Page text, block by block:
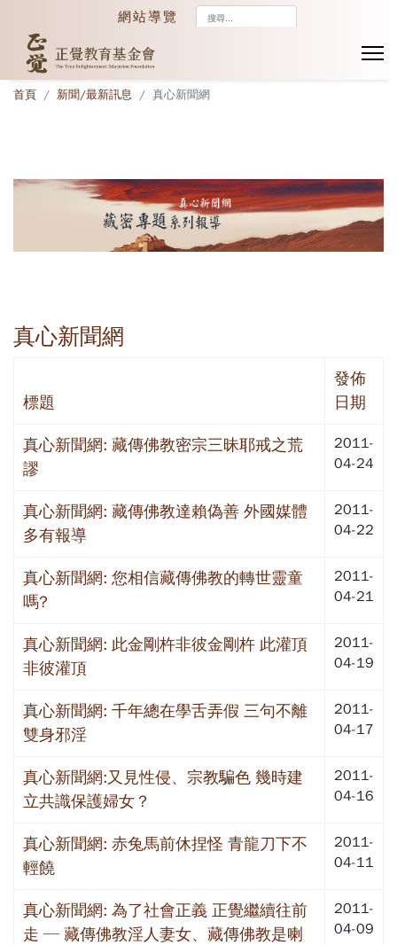
網站導覽
首頁 新聞/最新訊息 真心新聞網
真心新聞網
標題
發佈
日期
真心新聞網: 藏傳佛教密宗三昧耶戒之荒
謬
2011-
04-24
真心新聞網: 藏傳佛教達賴偽善 外國媒體
多有報導
2011-
04-22
真心新聞網: 您相信藏傳佛教的轉世靈童
嗎?
2011-
04-21
真心新聞網: 此金剛杵非彼金剛杵 此灌頂
非彼灌頂
2011-
04-19
真心新聞網: 千年總在學舌弄假 三句不離
雙身邪淫
2011-
04-17
真心新聞網:又見性侵、宗教騙色 幾時建
立共識保護婦女？
2011-
04-16
真心新聞網: 赤兔馬前休捏怪 青龍刀下不
輕饒
2011-
04-11
真心新聞網: 為了社會正義 正覺繼續往前
走 ─ 藏傳佛教淫人妻女、藏傳佛教是喇
2011-
04-09